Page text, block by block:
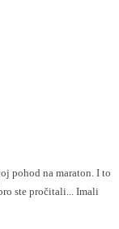
pohod na maraton. I to
ste pročitali... Imali